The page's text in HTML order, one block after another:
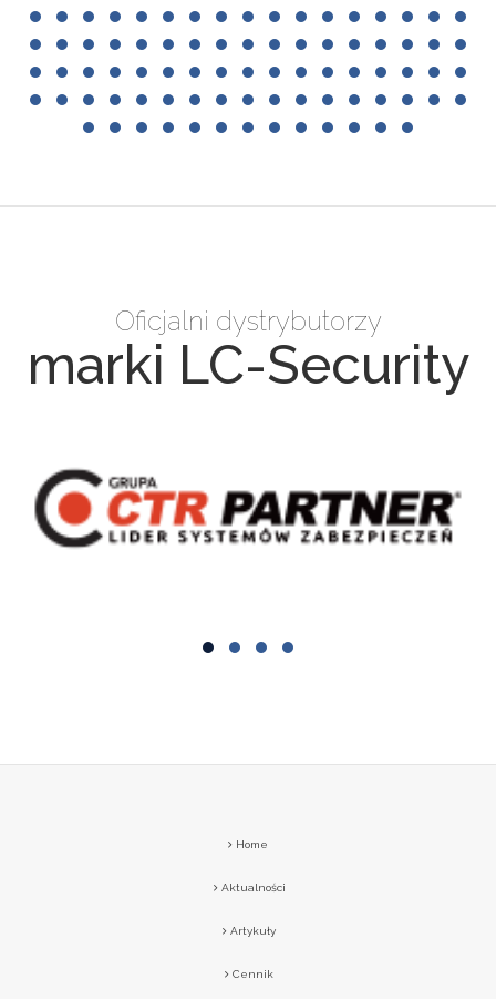
Oficjalni dystrybutorzy
marki LC-Security
Home
Aktualności
Artykuły
Cennik